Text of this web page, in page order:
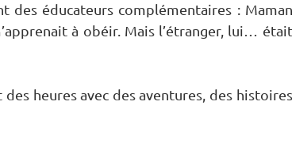
des éducateurs complémentaires : Maman
à obéir. Mais l’étranger, lui… était
des heures avec des aventures, des histoires